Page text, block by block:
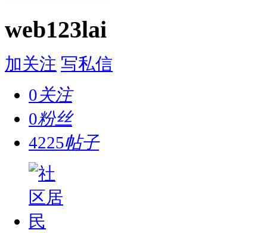
web123lai
加关注 写私信
0关注
0粉丝
4225帖子